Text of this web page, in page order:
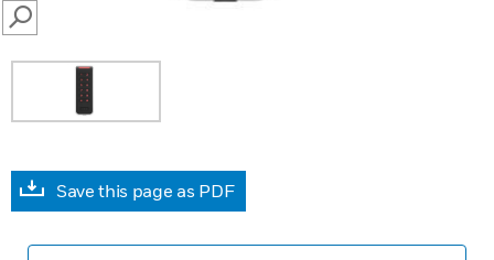
SEARCH
Save this page as PDF